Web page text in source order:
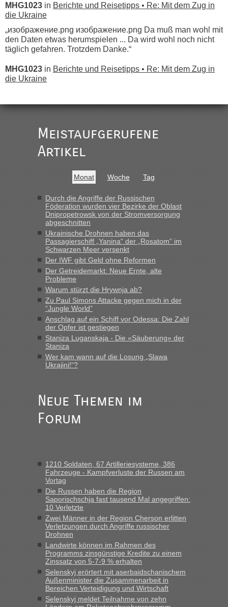
MHG1023 in Berichte und Reisetipps • Re: Mit dem Zug in
die Ukraine
„изображение.png изображение.png Da muß man wohl mit
den Daten etwas herumspielen ... Da wird wohl noch nicht
täglich gefahren. Trotzdem Danke.“
MHG1023 in Berichte und Reisetipps • Re: Mit dem Zug in
die Ukraine
Ist korrekt, aber ich finde man hätte trotzdem im Text gleich
darauf hinweisen können.
War aber nicht "böse" gemeint ...
buchbar - warum auch immer ...
Hab´s versucht - bekomme aber immer angezeigt "auf dieser
Strecke fahren wir nicht"
inBerichte und Reisetipps • Re: Mit dem Zug in
die Ukraine
„Man sollte aber explizit dazu schreiben, daß es ein Zug von
LeoExpress ist - und nur auf deren Webseite kann man die
Fahrkarten kaufen. Zumindest ist es die erste Umsteigefreie
Verbindung von Deutschland...“
Recht, Visa und Dokumente • Re: Deklaration
gebrauchter Kleidung beim Zoll
„Vielen Dank, mit einem Briefchen meiner Frau im Gepäck
gab es keine Probleme“
fast 11 Milliarden aufgedeckt
„Am besten wäre natürlich, wenn die Frau mit dabei ist.
Alleinreisende Männer stehen schließlich immer unter
Milliarden aufgedeckt
„Kein Zoll. Du musst an sich nur sagen dass das privat ist
und du nicht damit handeln willst. So lange das nicht
Originalverpackt ist und ersichlich das nicht neu sollte es
keine Probleme geben“
Recht, Visa und Dokumente • Deklaration
gebrauchter Kleidung beim Zoll
„Hallo Leute, ich weiß nicht, ob ich hier richtig bin mit meiner
Anfrage. Ich möchte 4 Umzugskartons mit gebrauchter
Straßen Kleidung bei der Einreise in die Ukraine
mitnehmen. Es ist gebrauchte Kleidung...“
Berichte und Reisetipps • Re: An welchem
Meistaufgerufene
Artikel
Monat Woche Tag
Durch die Angriffe der Russischen
Föderation wurden vier Bezirke der Oblast
Dnipropetrowsk von der Stromversorgung
abgeschnitten
Ukrainische Drohnen haben das
Passagierschiff „Yanina“ der „Rosatom“ im
Schwarzen Meer versenkt
Der IWF gibt Geld ohne Reformen
Der Getreidemarkt: Neue Ernte, alte
Probleme
Warum stürzt die Hrywnja ab?
Zu Paul Simons Attacke gegen mich in der
“Jungle World”
Anschlag auf ein Schiff vor Odessa: Die Zahl
der Opfer ist gestiegen
Staniza Luganskaja - Die «Säuberung» der
Staniza
Wer kam wann auf die Losung „Slawa
Ukrajini!“?
Neue Themen im
Forum
1210 Soldaten, 67 Artilleriesysteme, 386
Fahrzeuge - Kampfverluste der Russen am
Vortag
Die Russen haben die Region
Saporischschja fast tausend Mal angegriffen:
10 Verletzte
Zwei Männer in der Region Cherson erlitten
Verletzungen durch Angriffe russischer
Drohnen
Landwirte können im Rahmen des
Programms zinsgünstige Kredite zu einem
Zinssatz von 5-7-9 % erhalten
Selenskyj erörtert mit aserbaidschanischem
Außenminister die Zusammenarbeit in
Bereichen Verteidigung und Wirtschaft
Selenskyj meldet Teilnahme von zehn